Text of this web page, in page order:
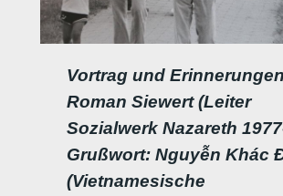
Vortrag und
Roman Siewert (Leiter
Sozialwerk Nazareth
Grußwort: Nguyễn Khác
(Vietnamesische